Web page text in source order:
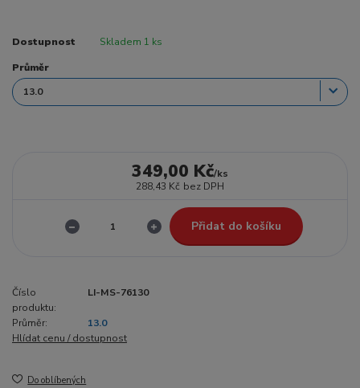
Dostupnost Skladem 1 ks
Průměr
349,00 Kč/ks
288,43 Kč bez DPH
Přidat do košíku
Číslo
produktu:
LI-MS-76130
Průměr:
13.0
Hlídat cenu / dostupnost
Do oblíbených